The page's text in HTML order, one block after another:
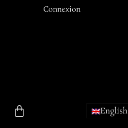
Connexion
Se souvenir de moiEnglish